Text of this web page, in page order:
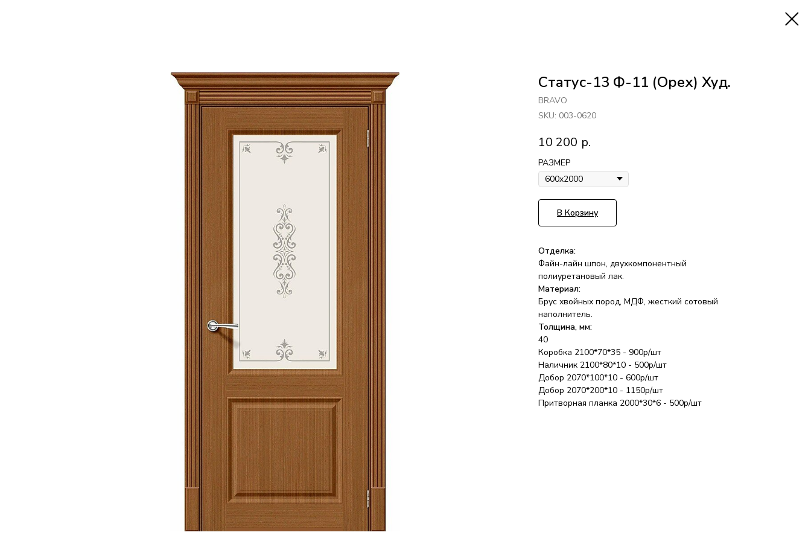
Статус-13 Ф-11 (Орех) Худ.
BRAVO
SKU: 003-0620
10 200 р.
РАЗМЕР
В Корзину
Отделка:
Файн-лайн шпон, двухкомпонентный
полиуретановый лак.
Материал:
Брус хвойных пород, МДФ, жесткий сотовый
наполнитель.
Толщина, мм:
40
Коробка 2100*70*35 - 900р/шт
Наличник 2100*80*10 - 500р/шт
Добор 2070*100*10 - 600р/шт
Добор 2070*200*10 - 1150р/шт
Притворная планка 2000*30*6 - 500р/шт